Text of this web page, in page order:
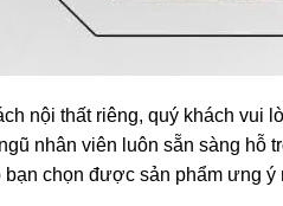
nội thất riêng, quý khách vui
nhân viên luôn sẵn sàng hỗ
chọn được sản phẩm ưng ý